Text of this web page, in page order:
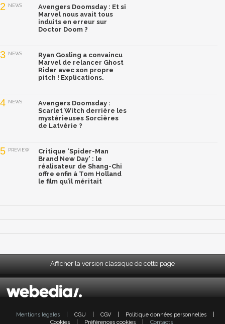
2 NEWS
Avengers Doomsday : Et si
Marvel nous avait tous
induits en erreur sur
Doctor Doom ?
3 NEWS
Ryan Gosling a convaincu
Marvel de relancer Ghost
Rider avec son propre
pitch ! Explications.
4 NEWS
Avengers Doomsday :
Scarlet Witch derrière les
mystérieuses Sorcières
de Latvérie ?
5 PREVIEW
Critique 'Spider-Man
Brand New Day' : le
réalisateur de Shang-Chi
offre enfin à Tom Holland
le film qu’il méritait
Afficher la version classique de cette page
Mentions légales CGU CGV Politique données personnelles
Cookies
Préférences cookies Contacts